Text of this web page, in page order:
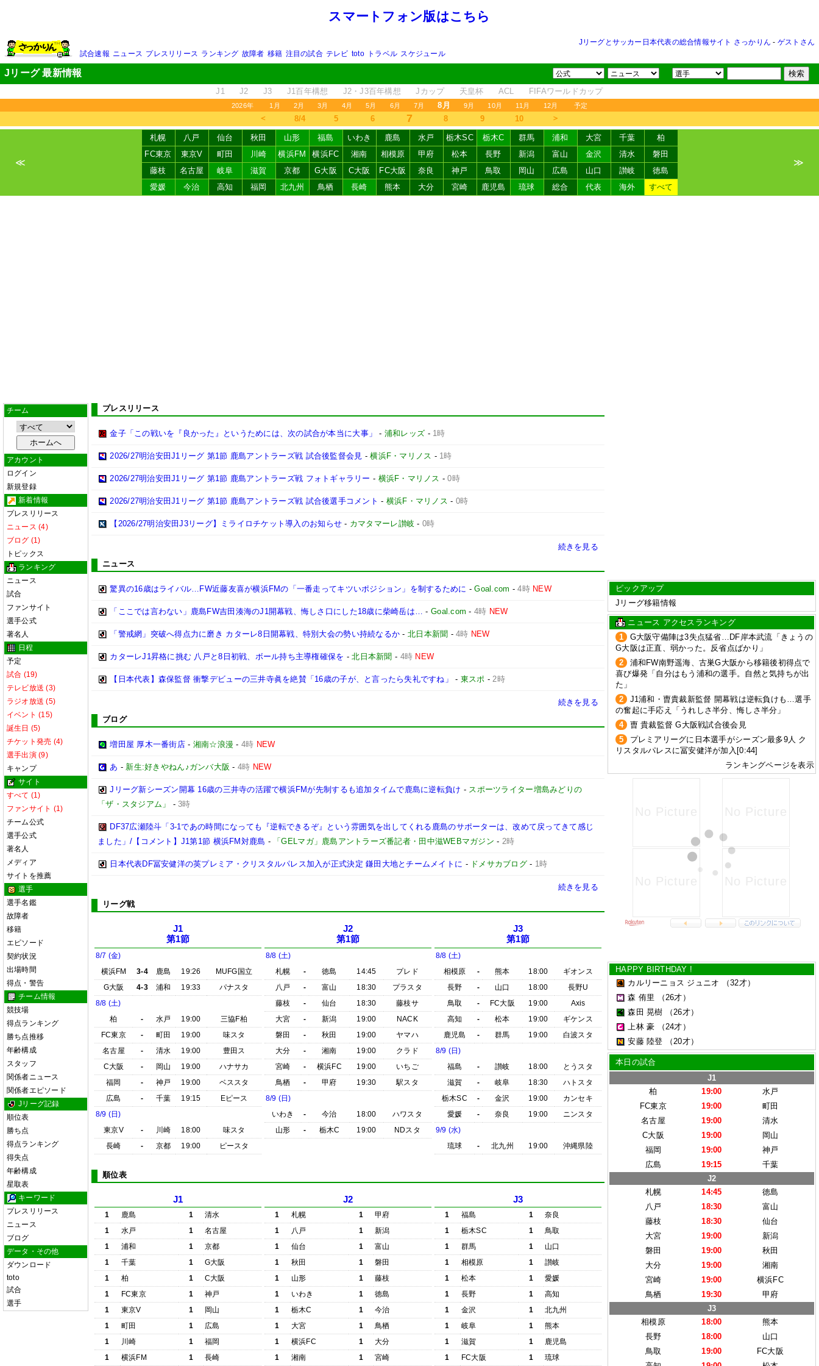
スマートフォン版はこちら
Jリーグとサッカー日本代表の総合情報サイト さっかりん - ゲストさん
試合速報 ニュース プレスリリース ランキング 故障者 移籍 注目の試合 テレビ toto トラベル スケジュール
Jリーグ 最新情報
J1 J2 J3 J1百年構想 J2・J3百年構想 Jカップ 天皇杯 ACL FIFAワールドカップ
2026年 1月 2月 3月 4月 5月 6月 7月 8月 9月 10月 11月 12月 予定
＜ 8/4 5 6 7 8 9 10 ＞
≪
札幌 八戸 仙台 秋田 山形 福島 いわき 鹿島 水戸 栃木SC 栃木C 群馬 浦和 大宮 千葉
柏
FC東京
東京V 町田 川崎 横浜FM 横浜FC 湘南 相模原 甲府 松本 長野 新潟 富山 金沢 清水
磐田
藤枝
名古屋 岐阜 滋賀 京都 G大阪 C大阪 FC大阪 奈良 神戸 鳥取 岡山 広島 山口 讃岐
徳島
愛媛
今治 高知 福岡 北九州 鳥栖 長崎 熊本 大分 宮崎 鹿児島 琉球 総合 代表 海外 すべて
≫
チーム
アカウント
ログイン
新規登録
新着情報
プレスリリース
ニュース (4)
ブログ (1)
トピックス
ランキング
ニュース
試合
ファンサイト
選手公式
著名人
日程
予定
試合 (19)
テレビ放送 (3)
ラジオ放送 (5)
イベント (15)
誕生日 (5)
チケット発売 (4)
選手出演 (9)
キャンプ
サイト
すべて (1)
ファンサイト (1)
チーム公式
選手公式
著名人
メディア
サイトを推薦
選手
選手名鑑
故障者
移籍
エピソード
契約状況
出場時間
得点・警告
チーム情報
競技場
得点ランキング
勝ち点推移
年齢構成
スタッフ
関係者ニュース
関係者エピソード
Jリーグ記録
順位表
勝ち点
得点ランキング
得失点
年齢構成
星取表
キーワード
プレスリリース
ニュース
ブログ
データ・その他
ダウンロード
toto
試合
選手
プレスリリース
金子「この戦いを『良かった』というためには、次の試合が本当に大事」 - 浦和レッズ - 1時
2026/27明治安田J1リーグ 第1節 鹿島アントラーズ戦 試合後監督会見 -横浜F・マリノス - 1時
2026/27明治安田J1リーグ 第1節 鹿島アントラーズ戦 フォトギャラリー - 横浜F・マリノス -0時
2026/27明治安田J1リーグ 第1節 鹿島アントラーズ戦 試合後選手コメント - 横浜F・マリノス - 0時
【2026/27明治安田J3リーグ】ミライロチケット導入のお知らせ - カマタマーレ讃岐 - 0時
続きを見る
ニュース
驚異の16歳はライバル…FW近藤友喜が横浜FMの「一番走ってキツいポジション」を制するために -Goal.com -4時 NEW
「ここでは言わない」鹿島FW吉田湊海のJ1開幕戦、悔しさ口にした18歳に柴崎岳は… -Goal.com - 4時 NEW
「警戒網」突破へ得点力に磨き カターレ8日開幕戦、特別大会の勢い持続なるか - 北日本新聞 -4時 NEW
カターレJ1昇格に挑む 八戸と8日初戦、ボール持ち主導権確保を -北日本新聞 - 4時 NEW
【日本代表】森保監督 衝撃デビューの三井寺眞を絶賛「16歳の子が、と言ったら失礼ですね」 - 東スポ -2時
続きを見る
ブログ
増田屋 厚木一番街店- 湘南☆浪漫 - 4時 NEW
あ - 新生:好きやねん♪ガンバ大阪 - 4時 NEW
Jリーグ新シーズン開幕 16歳の三井寺の活躍で横浜FMが先制するも追加タイムで鹿島に逆転負け - スポーツライター増島みどりの
「ザ・スタジアム」
-3時
DF37広瀬陸斗「3-1であの時間になっても『逆転できるぞ』という雰囲気を出してくれる鹿島のサポーターは、改めて戻ってきて感じ
ました」/【コメント】J1第1節 横浜FM対鹿島 - 「GELマガ」鹿島アントラーズ番記者・田中滋WEBマガジン - 2時
日本代表DF冨安健洋の英プレミア・クリスタルパレス加入が正式決定 鎌田大地とチームメイトに - ドメサカブログ- 1時
続きを見る
リーグ戦
J1
第1節
8/7 (金)
横浜FM
3-4 鹿島 19:26
MUFG国立
G大阪
4-3 浦和 19:33
パナスタ
8/8 (土)
柏
- 水戸 19:00
三協F柏
FC東京
- 町田 19:00
味スタ
名古屋
- 清水 19:00
豊田ス
C大阪
- 岡山 19:00
ハナサカ
福岡
- 神戸 19:00
ベススタ
広島
- 千葉 19:15
Eピース
8/9 (日)
東京V
- 川崎 18:00
味スタ
長崎
- 京都 19:00 ピースタ
J2
第1節
8/8 (土)
札幌
- 徳島 14:45
プレド
八戸
- 富山 18:30
プラスタ
藤枝
- 仙台 18:30
藤枝サ
大宮
- 新潟 19:00
NACK
磐田
- 秋田 19:00
ヤマハ
大分
- 湘南 19:00
クラド
宮崎
- 横浜FC 19:00
いちご
鳥栖
- 甲府 19:30
駅スタ
8/9 (日)
いわき
- 今治 18:00
ハワスタ
山形
- 栃木C 19:00 NDスタ
J3
第1節
8/8 (土)
相模原
- 熊本 18:00
ギオンス
長野
- 山口 18:00
長野U
鳥取
- FC大阪 19:00
Axis
高知
- 松本 19:00
ギケンス
鹿児島
- 群馬 19:00
白波スタ
8/9 (日)
福島
- 讃岐 18:00
とうスタ
滋賀
- 岐阜 18:30
ハトスタ
栃木SC
- 金沢 19:00
カンセキ
愛媛
- 奈良 19:00
ニンスタ
9/9 (水)
琉球
- 北九州 19:00 沖縄県陸
順位表
J1
1 鹿島 1
清水
1
水戸 1
名古屋
1
浦和 1
京都
1
千葉 1
G大阪
1
柏 1
C大阪
1
FC東京 1
神戸
1
東京V 1
岡山
1
町田 1
広島
1
川崎 1
福岡
1
横浜FM 1 長崎
J2
1 札幌 1
甲府
1
八戸 1
新潟
1
仙台 1
富山
1
秋田 1
磐田
1
山形 1
藤枝
1
いわき 1
徳島
1
栃木C 1
今治
1
大宮 1
鳥栖
1
横浜FC 1
大分
1
湘南 1 宮崎
J3
1 福島 1
奈良
1
栃木SC 1
鳥取
1
群馬 1
山口
1
相模原 1
讃岐
1
松本 1
愛媛
1
長野 1
高知
1
金沢 1
北九州
1
岐阜 1
熊本
1
滋賀 1
鹿児島
1
FC大阪 1 琉球
ピックアップ
Jリーグ移籍情報
ニュース アクセスランキング
1
G大阪守備陣は3失点猛省…DF岸本武流「きょうの
G大阪は正直、弱かった。反省点ばかり」
2
浦和FW南野遥海、古巣G大阪から移籍後初得点で
喜び爆発「自分はもう浦和の選手。自然と気持ちが出
た」
2
J1浦和・曺貴裁新監督 開幕戦は逆転負けも…選手
の奮起に手応え「うれしさ半分、悔しさ半分」
4
曺 貴裁監督 G大阪戦試合後会見
5
プレミアリーグに日本選手がシーズン最多9人 ク
リスタルパレスに冨安健洋が加入[0:44]
ランキングページを表示
HAPPY BIRTHDAY !
カルリーニョス ジュニオ
（32才）
森 侑里
（26才）
森田 晃樹
（26才）
上林 豪
（24才）
安藤 陸登
（20才）
本日の試合
J1
柏
19:00
水戸
FC東京
19:00
町田
名古屋
19:00
清水
C大阪
19:00
岡山
福岡
19:00
神戸
広島
19:15
千葉
J2
札幌
14:45
徳島
八戸
18:30
富山
藤枝
18:30
仙台
大宮
19:00
新潟
磐田
19:00
秋田
大分
19:00
湘南
宮崎
19:00
横浜FC
鳥栖
19:30
甲府
J3
相模原
18:00
熊本
長野
18:00
山口
鳥取
19:00
FC大阪